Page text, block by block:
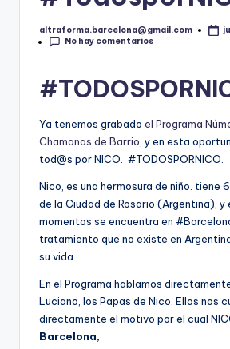
Publicado
por
altraforma.barcelona@gmail.com
No hay comentarios
Ya tenemos grabado el Programa
Chamanas de Barrio , y en esta
tod@s por NICO. #TODOSPORNICO.
Nico, es una hermosura de niño. tiene
de la Ciudad de Rosario (Argentina), y
momentos se encuentra en
tratamiento que no existe en
su vida.
En el Programa hablamos
Luciano, los Papas de Nico. Ellos nos
directamente el motivo por el cual
Barcelona,